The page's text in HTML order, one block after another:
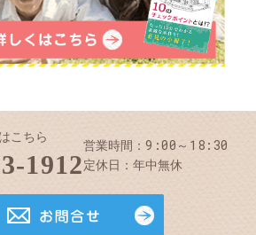
こちら
1912
営業時間 9:00～18:30
定休日 年中無休